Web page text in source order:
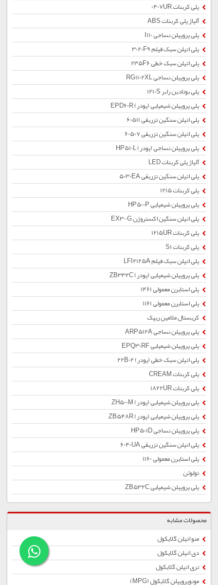
پلی کربنات 0407UR
آلیاژ پلی کربنات ABS
پلی پروپیلن نساجی I110
پلی اتیلن سبک فیلم 3020F9
پلی اتیلن سبک خطی 235F6
پلی پروپیلن نساجی RG1102XL
پلی بوتادین رابر 1210S
پلی پروپیلن شیمیایی (پودر) EPD60R
پلی اتیلن سنگین تزریقی 60511
پلی اتیلن سنگین تزریقی 60507
پلی پروپیلن نساجی (پودر) HP510L
آلیاژ پلی کربنات LED
پلی اتیلن سنگین تزریقی 5030EA
پلی کربنات 1215
پلی پروپیلن شیمیایی HP500P
پلی اتیلن سنگین اکستروژن EX3-G
پلی کربنات 1215UR
پلی کربنات S1
پلی اتیلن سبک فیلم LFI2125A
پلی پروپیلن شیمیایی (پودر) ZB332C
پلی استایرن معمولی 1461
پلی استایرن معمولی 1161
کریستال ملامین ریپک
پلی پروپیلن نساجی ARP512A
پلی پروپیلن شیمیایی EPQ30RF
پلی اتیلن سبک خطی (پودر) 22B02
پلی کربنات CREAM
پلی کربنات 1822UR
پلی پروپیلن شیمیایی (پودر) ZH500M
پلی پروپیلن شیمیایی (پودر) ZB548R
پلی پروپیلن نساجی HP501D
پلی اتیلن سنگین تزریقی 6040UA
پلی استایرن معمولی 1160
تولوئن
پلی پروپیلن شیمیایی ZB532C
محصولات مشابه
منو اتیلن گلایکول
دی اتیلن گلایکول
تری اتیلن گلایکول
مونوپروپیلن گلایکول (MPG)